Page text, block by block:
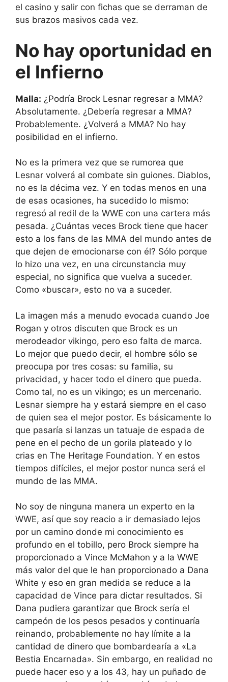
el casino y salir con fichas que se derraman de
sus brazos masivos cada vez.
No hay oportunidad en
el Infierno
Malla: ¿Podría Brock Lesnar regresar a MMA?
Absolutamente. ¿Debería regresar a MMA?
Probablemente. ¿Volverá a MMA? No hay
posibilidad en el infierno.
No es la primera vez que se rumorea que
Lesnar volverá al combate sin guiones. Diablos,
no es la décima vez. Y en todas menos en una
de esas ocasiones, ha sucedido lo mismo:
regresó al redil de la WWE con una cartera más
pesada. ¿Cuántas veces Brock tiene que hacer
esto a los fans de las MMA del mundo antes de
que dejen de emocionarse con él? Sólo porque
lo hizo una vez, en una circunstancia muy
especial, no significa que vuelva a suceder.
Como «buscar», esto no va a suceder.
La imagen más a menudo evocada cuando Joe
Rogan y otros discuten que Brock es un
merodeador vikingo, pero eso falta de marca.
Lo mejor que puedo decir, el hombre sólo se
preocupa por tres cosas: su familia, su
privacidad, y hacer todo el dinero que pueda.
Como tal, no es un vikingo; es un mercenario.
Lesnar siempre ha y estará siempre en el caso
de quien sea el mejor postor. Es básicamente lo
que pasaría si lanzas un tatuaje de espada de
pene en el pecho de un gorila plateado y lo
crias en The Heritage Foundation. Y en estos
tiempos difíciles, el mejor postor nunca será el
mundo de las MMA.
No soy de ninguna manera un experto en la
WWE, así que soy reacio a ir demasiado lejos
por un camino donde mi conocimiento es
profundo en el tobillo, pero Brock siempre ha
proporcionado a Vince McMahon y a la WWE
más valor del que le han proporcionado a Dana
White y eso en gran medida se reduce a la
capacidad de Vince para dictar resultados. Si
Dana pudiera garantizar que Brock sería el
campeón de los pesos pesados y continuaría
reinando, probablemente no hay límite a la
cantidad de dinero que bombardearía a «La
Bestia Encarnada». Sin embargo, en realidad no
puede hacer eso y a los 43, hay un puñado de